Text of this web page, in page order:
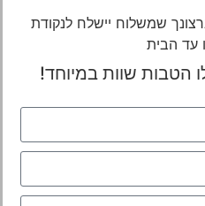
שמשלוח יישלח לנקודת
עד הבית
הטבות שוות במיוחד!